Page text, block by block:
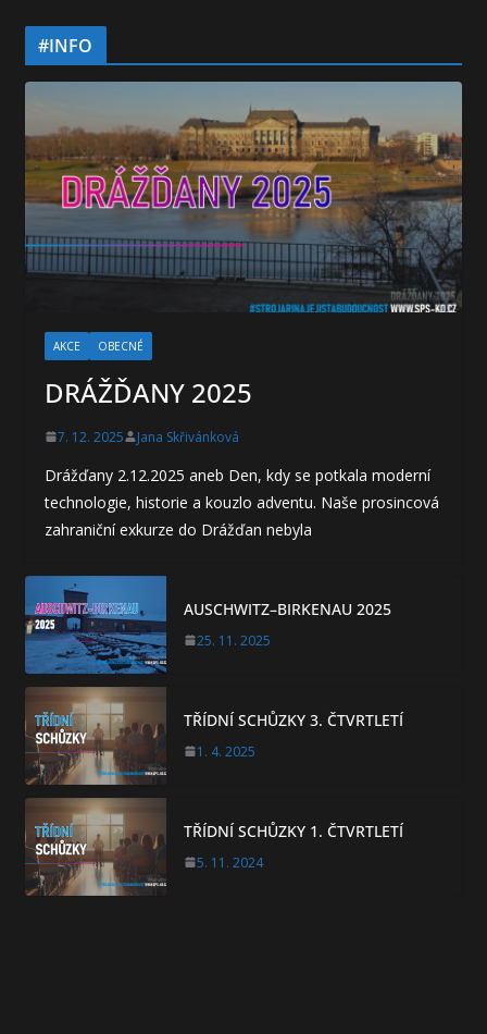
#INFO
AKCE OBECNÉ
DRÁŽĎANY 2025
7. 12. 2025 Jana Skřivánková
Drážďany 2.12.2025 aneb Den, kdy se potkala moderní
technologie, historie a kouzlo adventu. Naše prosincová
zahraniční exkurze do Drážďan nebyla
AUSCHWITZ–BIRKENAU 2025
25. 11. 2025
TŘÍDNÍ SCHŮZKY 3. ČTVRTLETÍ
1. 4. 2025
TŘÍDNÍ SCHŮZKY 1. ČTVRTLETÍ
5. 11. 2024